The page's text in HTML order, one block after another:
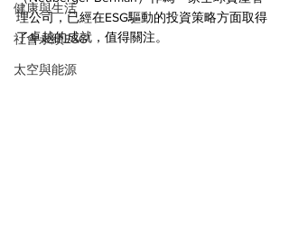
健康與生活
社會永續ESG
太空與能源
理公司，已經在ESG驅動的投資策略方面取得
了卓越的成就，值得關注。